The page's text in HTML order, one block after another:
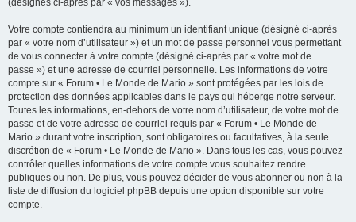
(désignés ci-après par « vos messages »).
Votre compte contiendra au minimum un identifiant unique (désigné ci-après
par « votre nom d’utilisateur ») et un mot de passe personnel vous permettant
de vous connecter à votre compte (désigné ci-après par « votre mot de
passe ») et une adresse de courriel personnelle. Les informations de votre
compte sur « Forum • Le Monde de Mario » sont protégées par les lois de
protection des données applicables dans le pays qui héberge notre serveur.
Toutes les informations, en-dehors de votre nom d’utilisateur, de votre mot de
passe et de votre adresse de courriel requis par « Forum • Le Monde de
Mario » durant votre inscription, sont obligatoires ou facultatives, à la seule
discrétion de « Forum • Le Monde de Mario ». Dans tous les cas, vous pouvez
contrôler quelles informations de votre compte vous souhaitez rendre
publiques ou non. De plus, vous pouvez décider de vous abonner ou non à la
liste de diffusion du logiciel phpBB depuis une option disponible sur votre
compte.